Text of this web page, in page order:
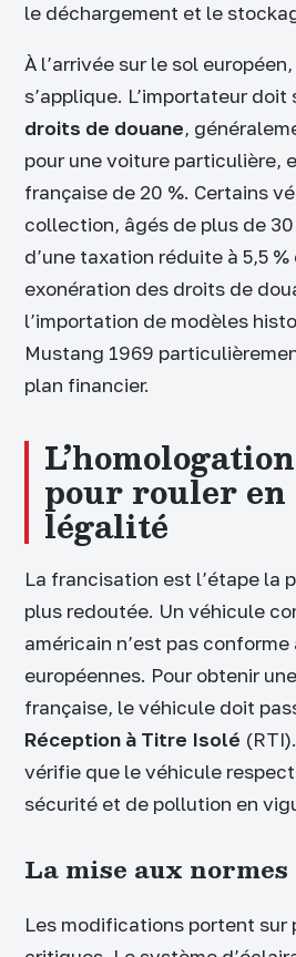
le déchargement et le
À l’arrivée sur le sol
s’applique. L’importateur
droits de douane,
pour une voiture particulière,
française de 20 %. Certains
collection, âgés de plus de
d’une taxation réduite à 5,5 %
exonération des droits de
l’importation de modèles
Mustang 1969
plan financier.
pour rouler en
légalité
La francisation est l’étape la
plus redoutée. Un véhicule
américain n’est pas conforme
européennes. Pour obtenir
française, le véhicule doit
Réception à Titre Isolé
vérifie que le véhicule
sécurité et de pollution en
La mise aux
Les modifications portent sur